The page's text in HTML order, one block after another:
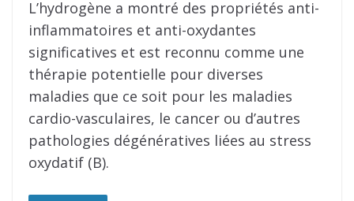
L’hydrogène a montré des propriétés anti-
inflammatoires et anti-oxydantes
significatives et est reconnu comme une
thérapie potentielle pour diverses
maladies que ce soit pour les maladies
cardio-vasculaires, le cancer ou d’autres
pathologies dégénératives liées au stress
oxydatif (B).